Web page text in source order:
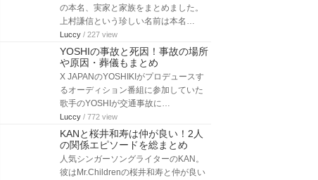
の本名、実家と家族をまとめました。
上村謙信という珍しい名前は本名…
Luccy / 227 view
YOSHIの事故と死因！事故の場所
や原因・葬儀もまとめ
X JAPANのYOSHIKIがプロデュースす
るオーディション番組に参加していた
歌手のYOSHIが交通事故に…
Luccy / 772 view
KANと桜井和寿は仲が良い！2人
の関係エピソードを総まとめ
人気シンガーソングライターのKAN。
彼はMr.Childrenの桜井和寿と仲が良い